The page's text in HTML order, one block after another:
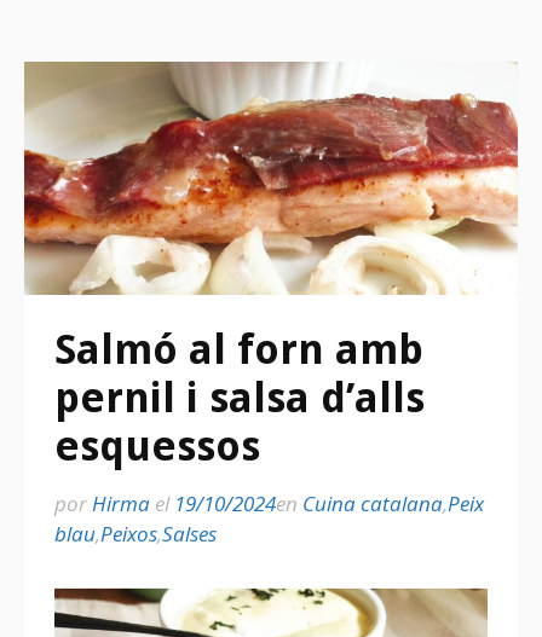
Salmó al forn amb
pernil i salsa d’alls
esquessos
porHirma el 19/10/2024en Cuina catalana,Peix
blau,Peixos,Salses